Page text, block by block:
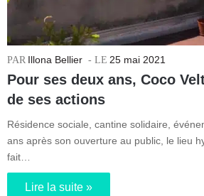
Illona Bellier 25 mai 2021
Pour ses deux ans, Coco
de ses actions
Résidence sociale, cantine solidaire,
ans après son ouverture au public, le lieu
fait…
Lire la suite »